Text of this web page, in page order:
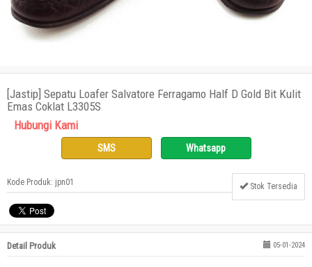
[Jastip] Sepatu Loafer Salvatore Ferragamo Half D Gold Bit Kulit
Emas Coklat L3305S
Hubungi Kami
SMS Whatsapp
Kode Produk: jpn01 Stok Tersedia
Detail Produk 05-01-2024